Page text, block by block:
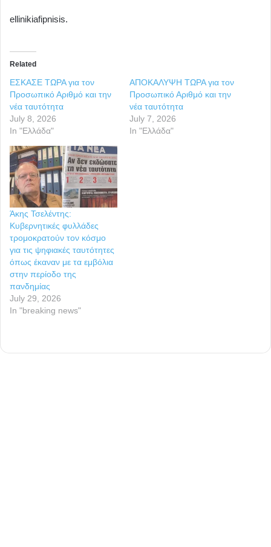
ellinikiafipnisis.
Related
ΕΣΚΑΣΕ ΤΩΡΑ για τον
Προσωπικό Αριθμό και την
νέα ταυτότητα
July 8, 2026
In "Ελλάδα"
ΑΠΟΚΑΛΥΨΗ ΤΩΡΑ για τον
Προσωπικό Αριθμό και την
νέα ταυτότητα
July 7, 2026
In "Ελλάδα"
Άκης Τσελέντης:
Κυβερνητικές φυλλάδες
τρομοκρατούν τον κόσμο
για τις ψηφιακές ταυτότητες
όπως έκαναν με τα εμβόλια
στην περίοδο της
πανδημίας
July 29, 2026
In "breaking news"